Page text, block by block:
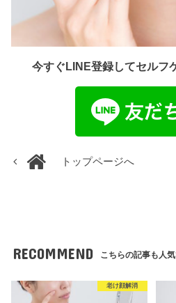
今すぐLINE登録してセルフ
トップページへ
RECOMMEND こちらの記事も人気
老け顔解消